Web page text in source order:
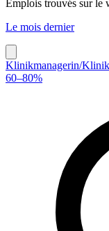
Emplois trouvés sur le
Le mois dernier
Klinikmanagerin/​
60–80%